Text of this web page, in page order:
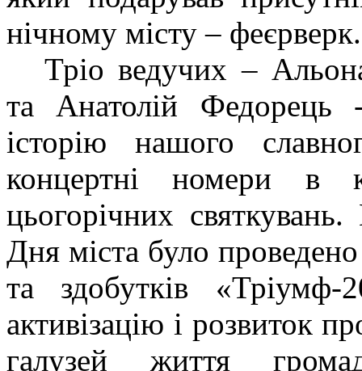
нічному місту – феєрверк.
Тріо ведучих –
та Анатолій
історію нашого
концертні номери в
цьогорічних
Дня міста було
та здобутків «Тріумф-
активізацію і розвиток
галузей життя